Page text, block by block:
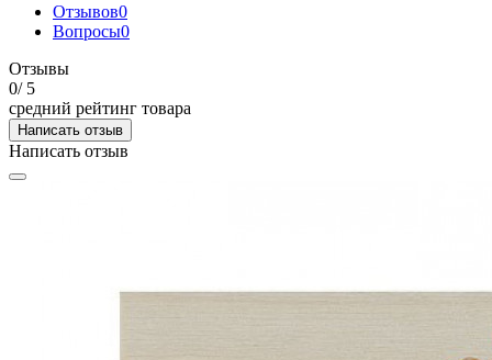
Отзывов0
Вопросы0
Отзывы
0/ 5
средний рейтинг товара
Написать отзыв
Написать отзыв